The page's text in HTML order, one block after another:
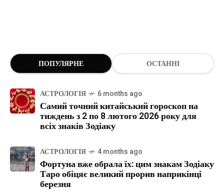
ПОПУЛЯРНЕ ОСТАННІ
АСТРОЛОГІЯ 6 months ago
Самий точний китайський гороскоп на
тиждень з 2 по 8 лютого 2026 року для
всіх знаків Зодіаку
АСТРОЛОГІЯ 4 months ago
Фортуна вже обрала їх: цим знакам Зодіаку
Таро обіцяє великий прорив наприкінці
березня